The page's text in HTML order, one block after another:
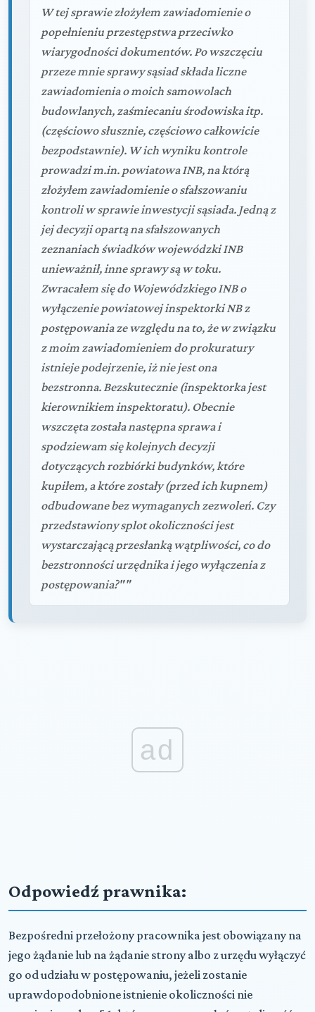
W tej sprawie złożyłem zawiadomienie o
popełnieniu przestępstwa przeciwko
wiarygodności dokumentów. Po wszczęciu
przeze mnie sprawy sąsiad składa liczne
zawiadomienia o moich samowolach
budowlanych, zaśmiecaniu środowiska itp.
(częściowo słusznie, częściowo całkowicie
bezpodstawnie). W ich wyniku kontrole
prowadzi m.in. powiatowa INB, na którą
złożyłem zawiadomienie o sfałszowaniu
kontroli w sprawie inwestycji sąsiada. Jedną z
jej decyzji opartą na sfałszowanych
zeznaniach świadków wojewódzki INB
unieważnił, inne sprawy są w toku.
Zwracałem się do Wojewódzkiego INB o
wyłączenie powiatowej inspektorki NB z
postępowania ze względu na to, że w związku
z moim zawiadomieniem do prokuratury
istnieje podejrzenie, iż nie jest ona
bezstronna. Bezskutecznie (inspektorka jest
kierownikiem inspektoratu). Obecnie
wszczęta została następna sprawa i
spodziewam się kolejnych decyzji
dotyczących rozbiórki budynków, które
kupiłem, a które zostały (przed ich kupnem)
odbudowane bez wymaganych zezwoleń. Czy
przedstawiony splot okoliczności jest
wystarczającą przesłanką wątpliwości, co do
bezstronności urzędnika i jego wyłączenia z
postępowania?""
ad
Odpowiedź prawnika:
Bezpośredni przełożony pracownika jest obowiązany na
jego żądanie lub na żądanie strony albo z urzędu wyłączyć
go od udziału w postępowaniu, jeżeli zostanie
uprawdopodobnione istnienie okoliczności nie